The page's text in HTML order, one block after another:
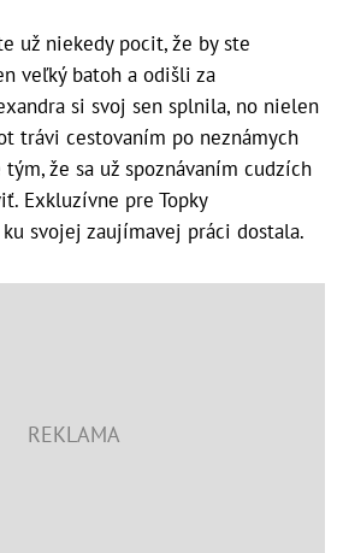
už niekedy pocit, že by ste
veľký batoh a odišli za
si svoj sen splnila, no nielen
trávi cestovaním po neznámych
že sa už spoznávaním cudzích
Exkluzívne pre Topky
ku svojej zaujímavej práci dostala.